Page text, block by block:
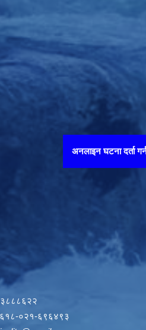
अनलाइन घटना दर्ता गर्न यहाँ
१६१८-०२१-६९६४९३